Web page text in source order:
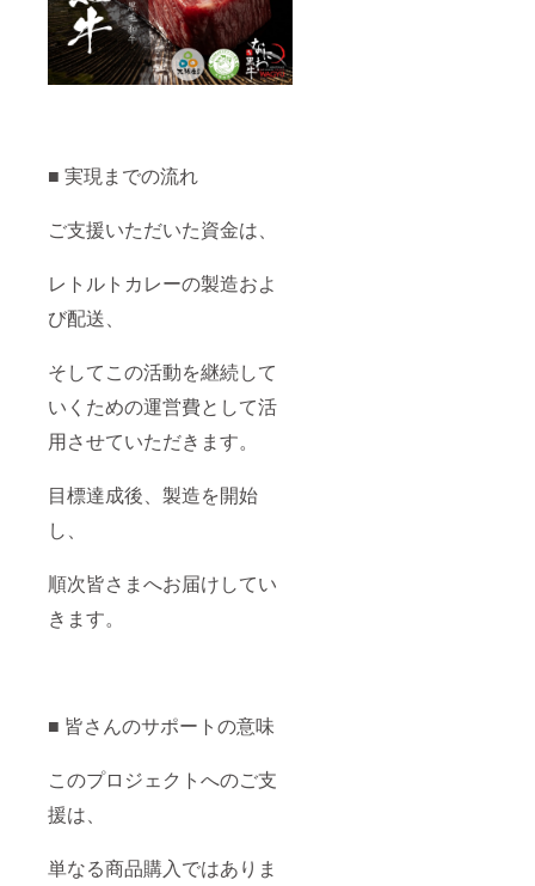
■ 実現までの流れ
ご支援いただいた資金は、
レトルトカレーの製造およ
び配送、
そしてこの活動を継続して
いくための運営費として活
用させていただきます。
目標達成後、製造を開始
し、
順次皆さまへお届けしてい
きます。
■ 皆さんのサポートの意味
このプロジェクトへのご支
援は、
単なる商品購入ではありま